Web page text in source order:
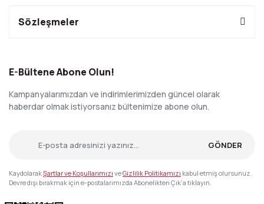
Sözleşmeler
E-Bültene Abone Olun!
Kampanyalarımızdan ve indirimlerimizden güncel olarak
haberdar olmak istiyorsanız bültenimize abone olun.
GÖNDER
KaydolarakŞartlar ve Koşullarımızı veGizlilik Politikamızı kabul etmiş olursunuz.
Devre dışı bırakmak için e-postalarımızda Abonelikten Çık'a tıklayın.